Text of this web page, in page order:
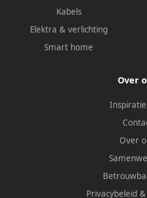
Kabels
Elektra & verlichting
Smart home
Over
Over
Privacybeleid &